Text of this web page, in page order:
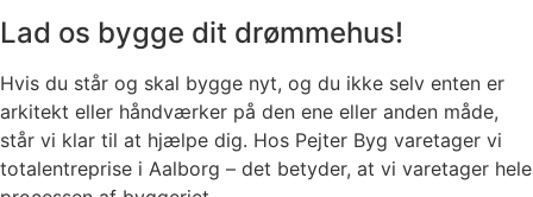
Lad os bygge dit drømmehus!
Hvis du står og skal bygge nyt, og du ikke selv enten er
arkitekt eller håndværker på den ene eller anden måde,
står vi klar til at hjælpe dig. Hos Pejter Byg varetager vi
totalentreprise i Aalborg – det betyder, at vi varetager hele